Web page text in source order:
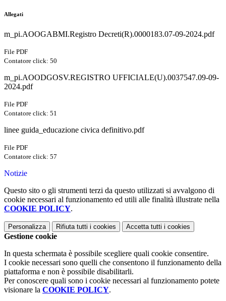
Allegati
m_pi.AOOGABMI.Registro Decreti(R).0000183.07-09-2024.pdf
File PDF
Contatore click: 50
m_pi.AOODGOSV.REGISTRO UFFICIALE(U).0037547.09-09-
2024.pdf
File PDF
Contatore click: 51
linee guida_educazione civica definitivo.pdf
File PDF
Contatore click: 57
Notizie
Questo sito o gli strumenti terzi da questo utilizzati si avvalgono di
cookie necessari al funzionamento ed utili alle finalità illustrate nella
COOKIE POLICY.
Personalizza Rifiuta tutti i cookies Accetta tutti i cookies
Gestione cookie
In questa schermata è possibile scegliere quali cookie consentire.
I cookie necessari sono quelli che consentono il funzionamento della
piattaforma e non è possibile disabilitarli.
Per conoscere quali sono i cookie necessari al funzionamento potete
visionare la COOKIE POLICY.